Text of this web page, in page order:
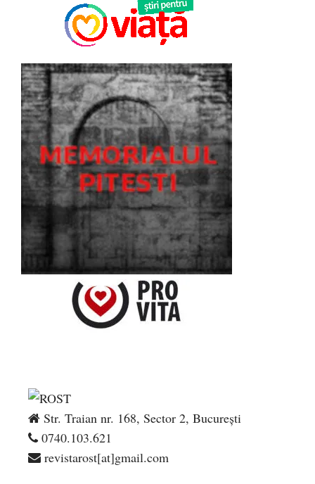
Str. Traian nr. 168, Sector 2, București
0740.103.621
revistarost[at]gmail.com